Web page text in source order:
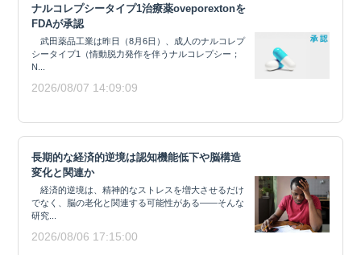
ナルコレプシータイプ1治療薬oveporextonを
FDAが承認
武田薬品工業は昨日（8月6日）、成人のナルコレプ
シータイプ1（情動脱力発作を伴うナルコレプシー；
N...
2026/08/07 14:09:09
長期的な経済的逆境は認知機能低下や脳構造
変化と関連か
経済的逆境は、精神的なストレスを増大させるだけ
でなく、脳の老化と関連する可能性がある——そんな
研究...
2026/08/06 17:15:00